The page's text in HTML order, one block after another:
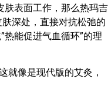
肤表面工作，那么热玛吉
深处，直接对抗松弛的
能促进气血循环”的理
就像是现代版的艾灸，